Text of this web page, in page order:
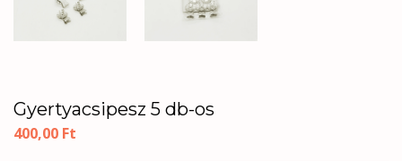
Gyertyacsipesz 5 db-os
400,00 Ft